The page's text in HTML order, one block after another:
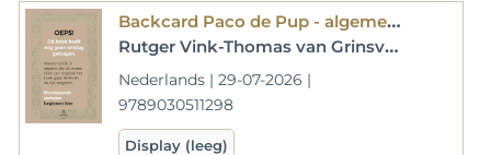
Backcard Paco de Pup - algemeen
Rutger Vink-Thomas van Grinsven
Nederlands | 29-07-2026 |
9789030511298
Display (leeg)